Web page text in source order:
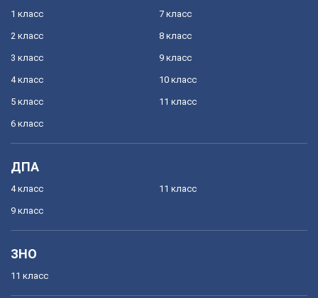
1 класс
2 класс
3 класс
4 класс
5 класс
6 класс
7 класс
8 класс
9 класс
10 класс
11 класс
ДПА
4 класс
9 класс
11 класс
ЗНО
11 класс